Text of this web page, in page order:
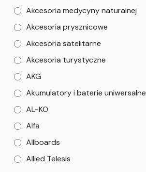
Akcesoria medycyny naturalnej
Akcesoria prysznicowe
Akcesoria satelitarne
Akcesoria turystyczne
AKG
Akumulatory i baterie uniwersalne
AL-KO
Alfa
Allboards
Allied Telesis